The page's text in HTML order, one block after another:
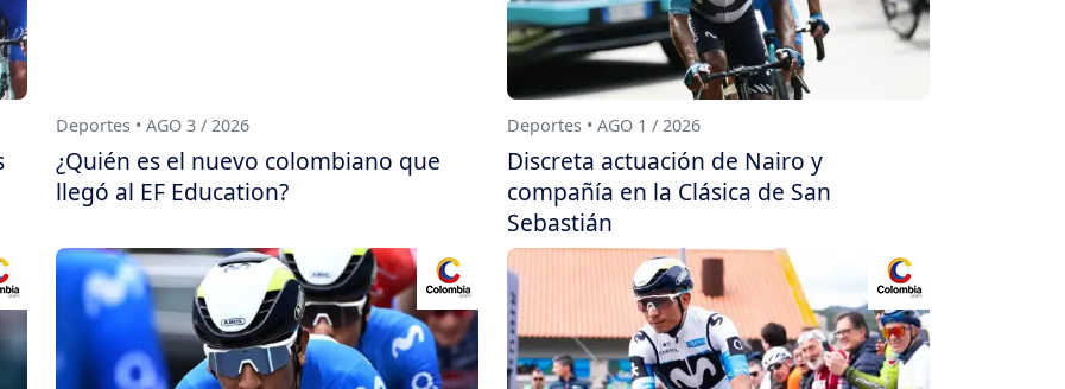
Deportes • AGO 3 / 2026
¿Quién es el nuevo colombiano que
llegó al EF Education?
Deportes • AGO 1 / 2026
Discreta actuación de Nairo y
compañía en la Clásica de San
Sebastián